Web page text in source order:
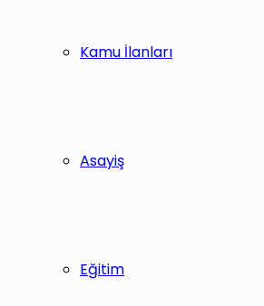
Kamu İlanları
Asayiş
Eğitim